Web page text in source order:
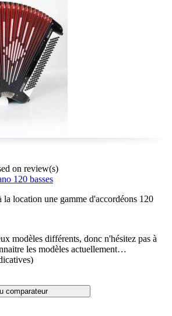
on review(s)
120 basses
la location une gamme d'accordéons 120
modèles différents, donc n'hésitez pas à
les modèles actuellement
française et italienne et sont
grandes marques.
comparateur